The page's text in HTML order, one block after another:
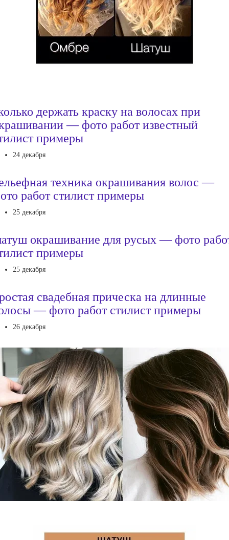
держать краску на волосах при
— фото работ известный
примеры
24 декабря
техника окрашивания волос —
работ стилист примеры
25 декабря
окрашивание для русых — фото
примеры
25 декабря
свадебная прическа на длинные
— фото работ стилист примеры
26 декабря